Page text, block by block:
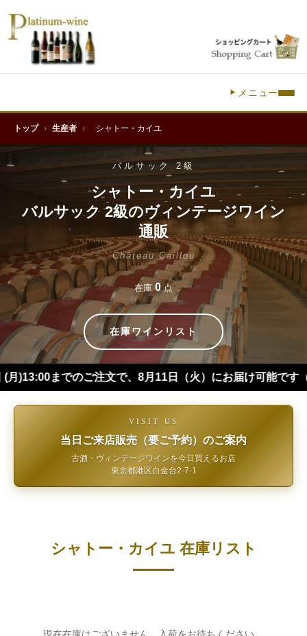
メニュー
トップ › 生産者 › シャトー・カイユ
バルサック 2級
シャトー・カイユ
バルサック 2級のヴィンテージワイン
通販
Château Caillou
在庫0点
在庫ワインリスト
注文で、8月11日（火）にお届け可能です（※四国・中
VISIT US
当日ご来店販売（要ご予約）のご案内
古酒・ヴィンテージワインを今日買えるお店
東京都港区白金台2-7-1
シャトー・カイユ 在庫リスト